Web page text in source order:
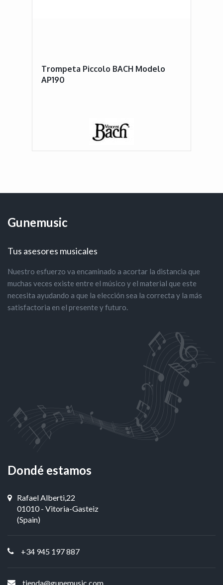
Trompeta Piccolo BACH Modelo
AP190
Gunemusic
Tus asesores musicales
Nuestro esfuerzo va encaminado a acortar la distancia que
muchas veces existe entre el músico y el material que este
necesita ayudando a que la elección sea la correcta y la más
satisfactoria en el presente y futuro.
Dondé estamos
Rafael Alberti,22
01010 - Vitoria-Gasteiz
(Spain)
+34 945 197 887
tienda@gunemusic.com